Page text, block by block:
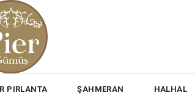
PIRLANTA ŞAHMERAN HALHAL